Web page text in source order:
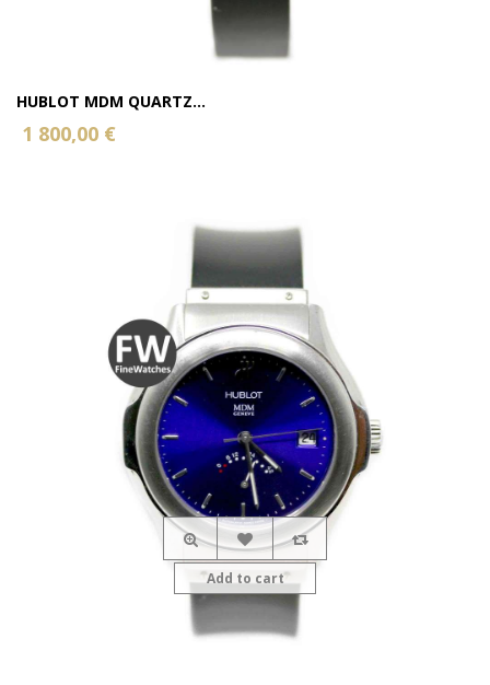
HUBLOT MDM QUARTZ...
1 800,00 €
Add to cart